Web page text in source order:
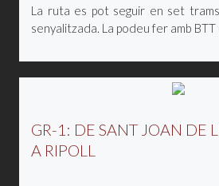
La ruta es pot seguir en set
senyalitzada. La podeu fer amb BTT
GR-1: DE SANT JOAN DE
A RIPOLL